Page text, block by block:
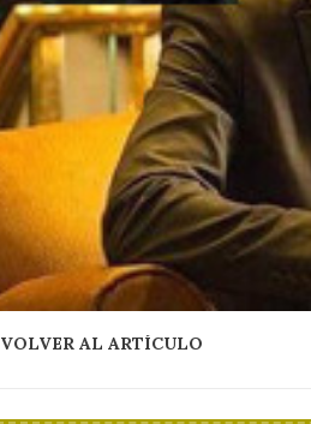
VOLVER AL ARTÍCULO